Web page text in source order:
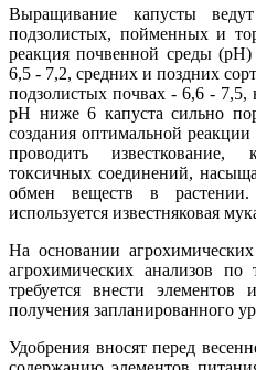
Выращивание капусты
подзолистых, пойменных и
реакция почвенной среды
6,5 - 7,2, средних и поздних
подзолистых почвах - 6,6 -
рН ниже 6 капуста сильно
создания оптимальной
проводить известкование,
токсичных соединений,
обмен веществ в
используется известняковая
На основании
агрохимических анализов по
требуется внести
получения запланированного
Удобрения вносят перед